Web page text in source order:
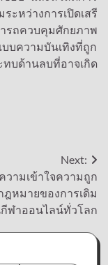
ะหว่างการเปิดเสรี
ถควบคุมศักยภาพ
บความบันเทิงที่ถูก
บด้านลบที่อาจเกิด
Next:
วามเข้าใจความถูก
ฎหมายของการเดิม
ฬาออนไลน์ทั่วโลก